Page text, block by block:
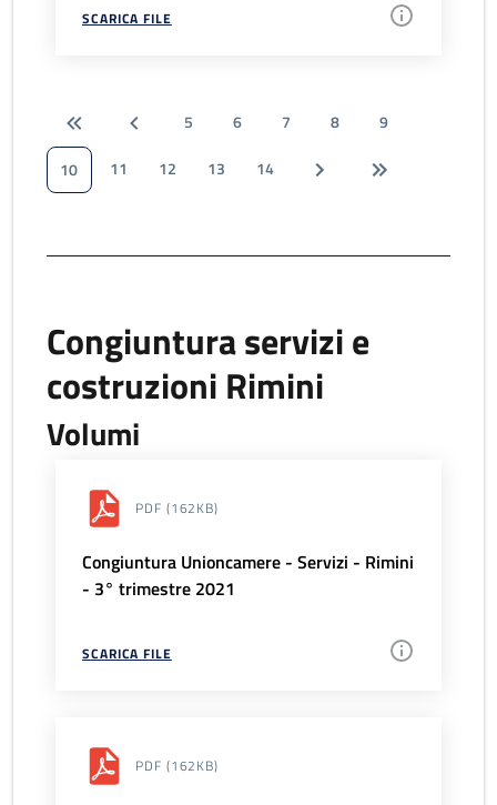
SCARICA FILE
5 6 7 8
9
10
11 12 13 14
Congiuntura servizi e
costruzioni Rimini
Volumi
PDF (162KB)
Congiuntura Unioncamere - Servizi - Rimini
- 3° trimestre 2021
SCARICA FILE
PDF (162KB)